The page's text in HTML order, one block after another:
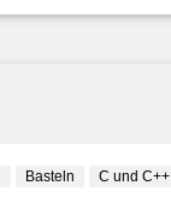
Basteln C und C++